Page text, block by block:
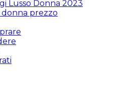
Lusso Donna 2023
donna prezzo